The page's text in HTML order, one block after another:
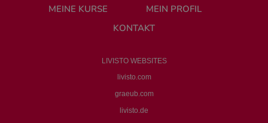
MEINE KURSE
MEIN PROFIL
KONTAKT
LIVISTO WEBSITES
livisto.com
graeub.com
livisto.de